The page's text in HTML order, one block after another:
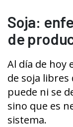
Soja:
de
Al día de hoy
de soja libres
puede ni se
sino que es
sistema.